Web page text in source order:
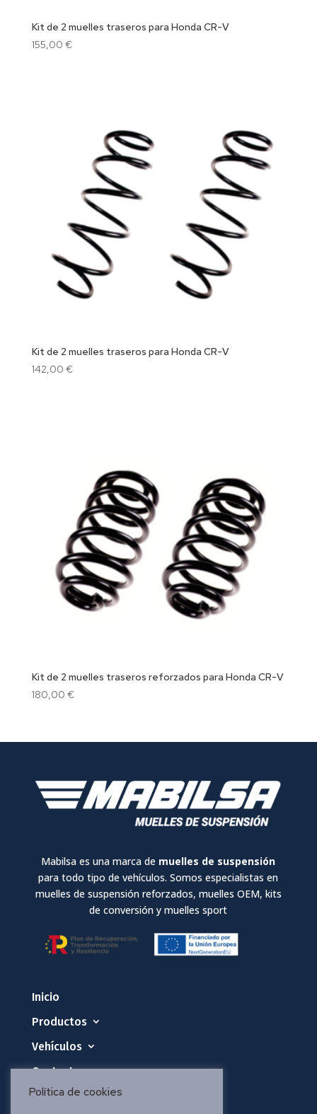
Kit de 2 muelles traseros para Honda CR-V
155,00 €
Kit de 2 muelles traseros para Honda CR-V
142,00 €
Kit de 2 muelles traseros reforzados para Honda CR-V
180,00 €
Mabilsa es una marca de muelles de suspensión
para todo tipo de vehículos. Somos especialistas en
muelles de suspensión reforzados, muelles OEM, kits
de conversión y muelles sport
Inicio
Productos
Vehículos
Contacto
Política de cookies